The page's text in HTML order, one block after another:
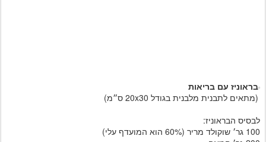
בראוניז עם בריאות
(מתאים לתבנית מלבנית בגודל 20x30 ס״מ)
לבסיס הבראוניז:
100 גר׳ שוקולד מריר (60% הוא המועדף עלי)